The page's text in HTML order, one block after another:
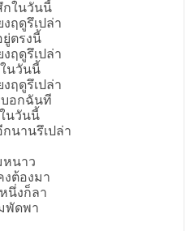
กในวันนี้
งฤดูรึเปล่า
ยู่ตรงนี้
งฤดูรึเปล่า
ในวันนี้
งฤดูรึเปล่า
บอกฉันที
นวันนี้
นานรึเปล่า
หนาว
งต้องมา
นึ่งก็ลา
พัดพา